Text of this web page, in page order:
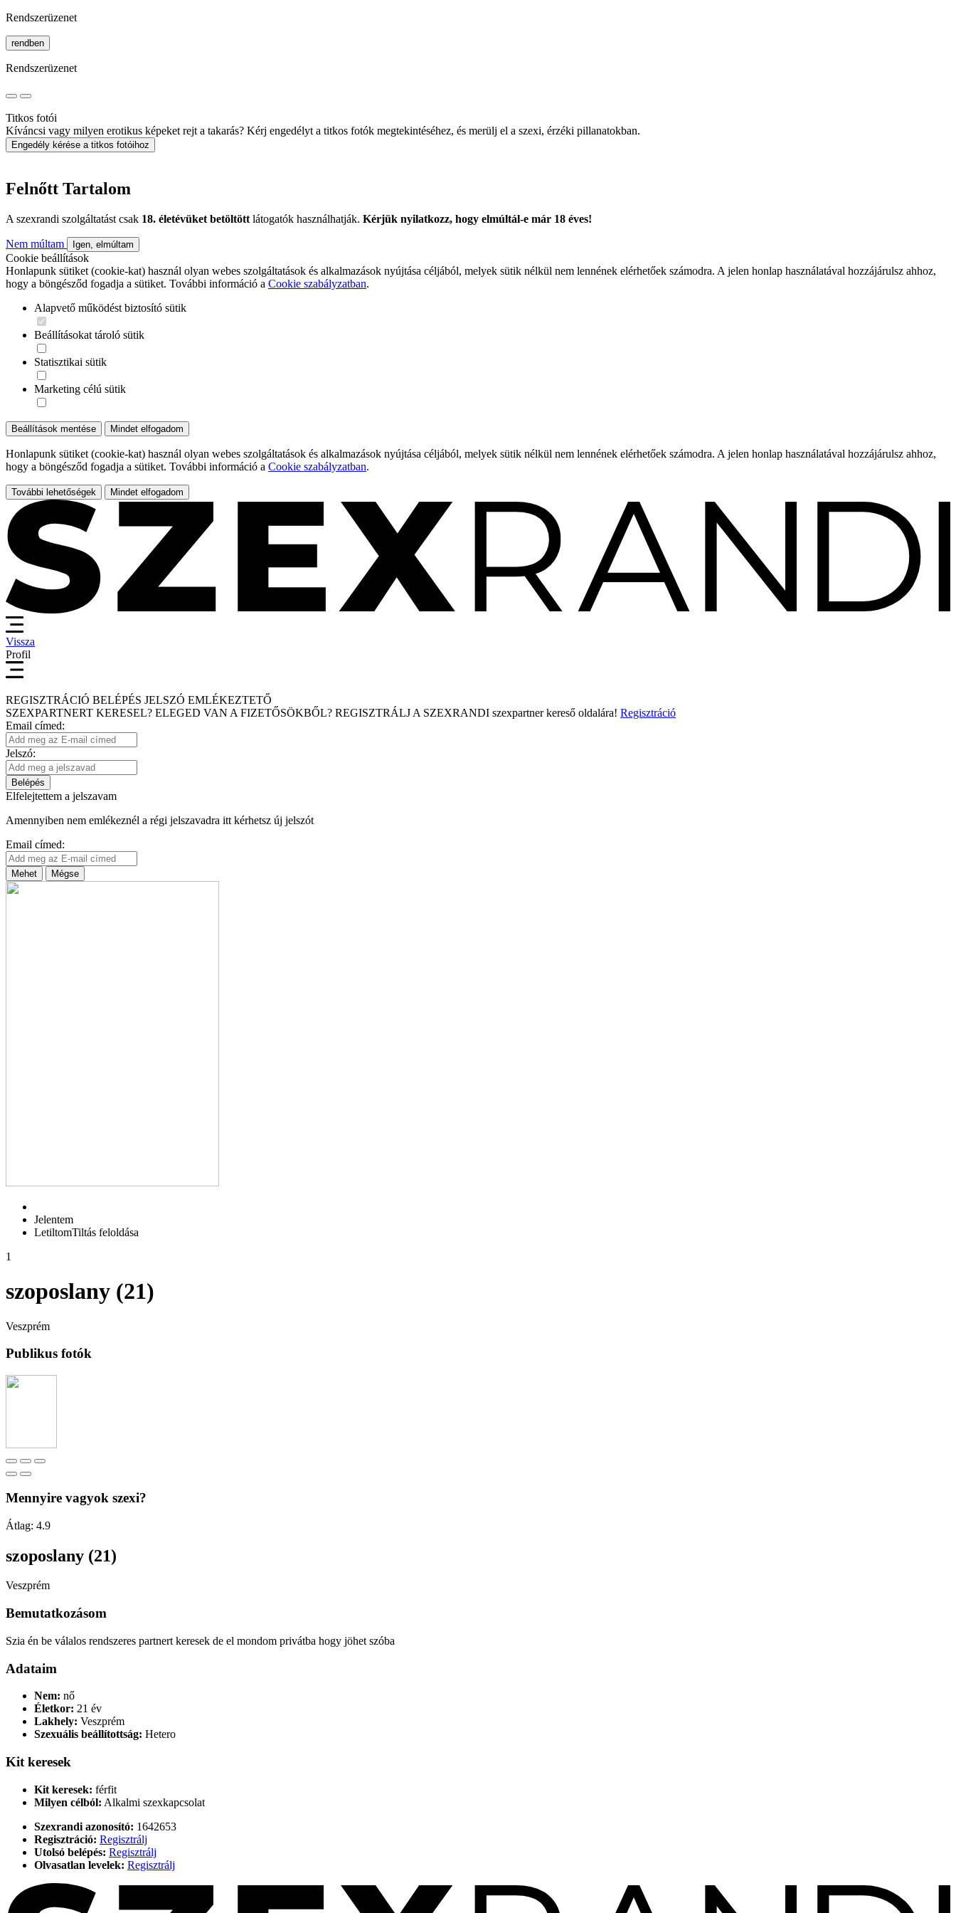
Rendszerüzenet
rendben
Rendszerüzenet
Titkos fotói
Kíváncsi vagy milyen erotikus képeket rejt a takarás? Kérj engedélyt a titkos fotók megtekintéséhez, és merülj el a szexi, érzéki pillanatokban.
Engedély kérése a titkos fotóihoz
Felnőtt Tartalom
A szexrandi szolgáltatást csak 18. életévüket betöltött látogatók használhatják. Kérjük nyilatkozz, hogy elmúltál-e már 18 éves!
Nem múltam Igen, elmúltam
Cookie beállítások
Honlapunk sütiket (cookie-kat) használ olyan webes szolgáltatások és alkalmazások nyújtása céljából, melyek sütik nélkül nem lennének elérhetőek számodra. A jelen honlap használatával hozzájárulsz ahhoz,
hogy a böngésződ fogadja a sütiket. További információ a Cookie szabályzatban.
Alapvető működést biztosító sütik
Beállításokat tároló sütik
Statisztikai sütik
Marketing célú sütik
Beállítások mentése Mindet elfogadom
Honlapunk sütiket (cookie-kat) használ olyan webes szolgáltatások és alkalmazások nyújtása céljából, melyek sütik nélkül nem lennének elérhetőek számodra. A jelen honlap használatával hozzájárulsz ahhoz,
hogy a böngésződ fogadja a sütiket. További információ a Cookie szabályzatban.
További lehetőségek Mindet elfogadom
Vissza
Profil
REGISZTRÁCIÓ BELÉPÉS JELSZÓ EMLÉKEZTETŐ
SZEXPARTNERT KERESEL? ELEGED VAN A FIZETŐSÖKBŐL? REGISZTRÁLJ A SZEXRANDI szexpartner kereső oldalára! Regisztráció
Email címed:
Jelszó:
Belépés
Elfelejtettem a jelszavam
Amennyiben nem emlékeznél a régi jelszavadra itt kérhetsz új jelszót
Email címed:
Mehet Mégse
Jelentem
LetiltomTiltás feloldása
1
szoposlany (21)
Veszprém
Publikus fotók
Mennyire vagyok szexi?
Átlag: 4.9
szoposlany (21)
Veszprém
Bemutatkozásom
Szia én be válalos rendszeres partnert keresek de el mondom privátba hogy jöhet szóba
Adataim
Nem: nő
Életkor: 21 év
Lakhely: Veszprém
Szexuális beállítottság: Hetero
Kit keresek
Kit keresek: férfit
Milyen célból: Alkalmi szexkapcsolat
Szexrandi azonosító: 1642653
Regisztráció: Regisztrálj
Utolsó belépés: Regisztrálj
Olvasatlan levelek: Regisztrálj